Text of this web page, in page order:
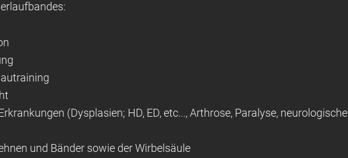
(Dysplasien; HD, ED, etc..., Arthrose, Paralyse, neurologische
und Bänder sowie der Wirbelsäule